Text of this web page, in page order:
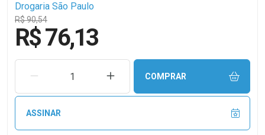
Drogaria São Paulo
R$ 90,54
R$ 76,13
REMOVER UMA UNIDADEAUMENTAR UMA UNIDADE
COMPRAR
ASSINAR